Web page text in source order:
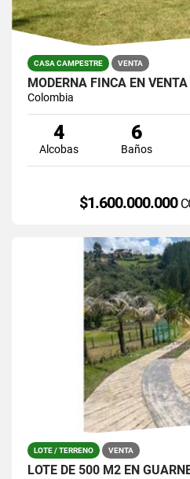
CASA CAMPESTRE VENTA
MODERNA FINCA EN
Colombia
4
Alcobas
6
Baños
$1.600.000.000
LOTE / TERRENO VENTA